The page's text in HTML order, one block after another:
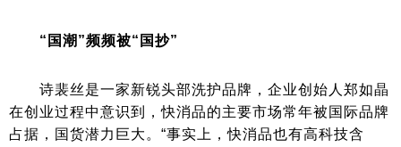
“国潮”频频被“国抄”
诗裴丝是一家新锐头部洗护品牌，企业创始人郑如晶
在创业过程中意识到，快消品的主要市场常年被国际品牌
占据，国货潜力巨大。“事实上，快消品也有高科技含